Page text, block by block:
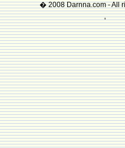
� 2008 Darnna.com - All
'